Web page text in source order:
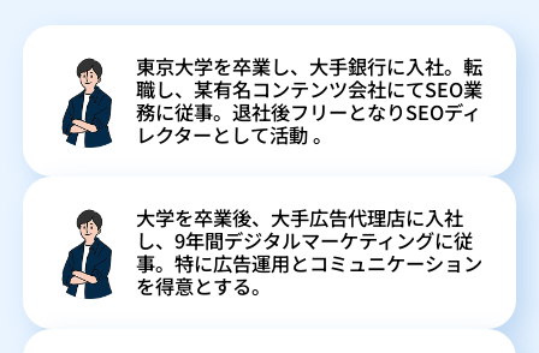
東京大学を卒業し、大手銀行に入社。転
職し、某有名コンテンツ会社にてSEO業
務に従事。退社後フリーとなりSEOディ
レクターとして活動 。
大学を卒業後、大手広告代理店に入社
し、9年間デジタルマーケティングに従
事。特に広告運用とコミュニケーション
を得意とする。